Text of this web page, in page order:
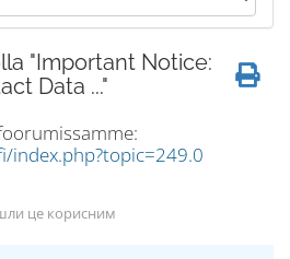
"Important Notice:
Data ..."
це корисним